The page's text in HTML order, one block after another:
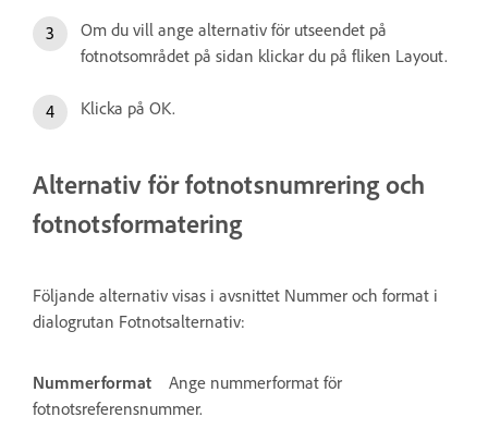
Om du vill ange alternativ för utseendet på
fotnotsområdet på sidan klickar du på fliken Layout.
Klicka på OK.
Alternativ för fotnotsnumrering och
fotnotsformatering
Följande alternativ visas i avsnittet Nummer och format i
dialogrutan Fotnotsalternativ:
Nummerformat
Ange nummerformat för
fotnotsreferensnummer.